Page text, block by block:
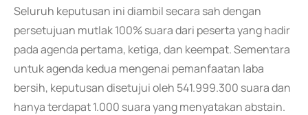
Seluruh keputusan ini diambil secara sah dengan
persetujuan mutlak 100% suara dari peserta yang hadir
pada agenda pertama, ketiga, dan keempat. Sementara
untuk agenda kedua mengenai pemanfaatan laba
bersih, keputusan disetujui oleh 541.999.300 suara dan
hanya terdapat 1.000 suara yang menyatakan abstain.